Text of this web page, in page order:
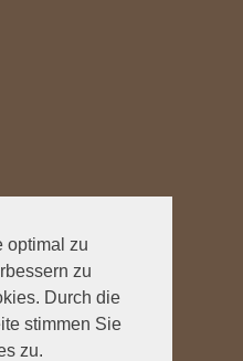
optimal zu
zu
Durch die
stimmen Sie
zu.